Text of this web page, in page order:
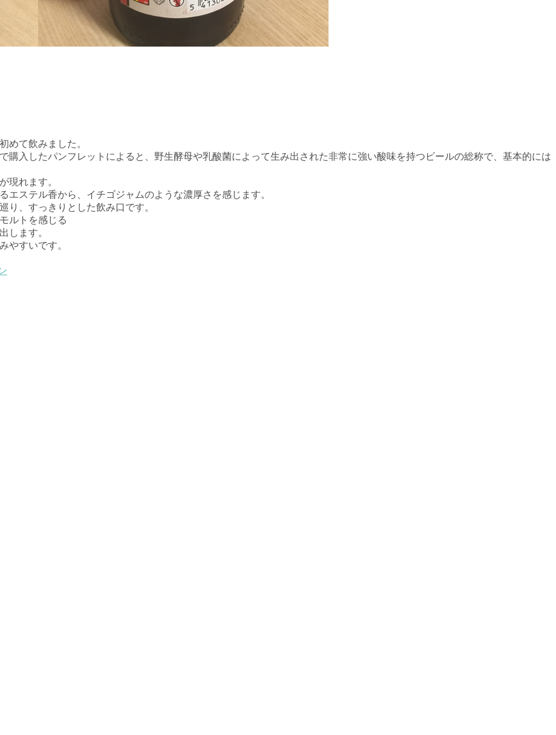
めて飲みました。
購入したパンフレットによると、野生酵母や乳酸菌によって生み出された非常に強い酸味を持つビールの総称で、基本的には
現れます。
ステル香から、イチゴジャムのような濃厚さを感じます。
り、すっきりとした飲み口です。
ルトを感じる
します。
やすいです。